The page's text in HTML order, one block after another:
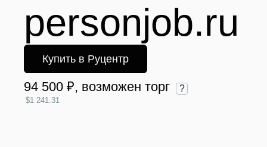
personjob.ru
Купить в Руцентр
94 500 ₽, возможен торг ?
$1 241.31